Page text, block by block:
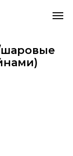
шаровые